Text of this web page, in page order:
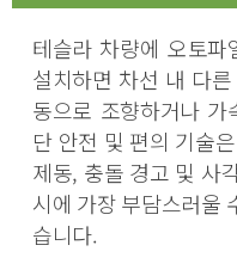
테슬라 차량에 오토
설치하면 차선 내 다
동으로 조향하거나
단 안전 및 편의 기술
제동, 충돌 경고 및 사
시에 가장 부담스러울
습니다.